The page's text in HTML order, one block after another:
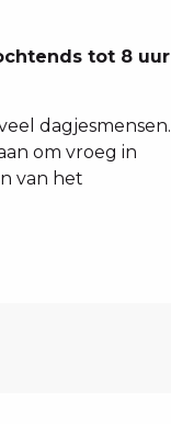
tot 8 uur
dagjesmensen.
om vroeg in
van het